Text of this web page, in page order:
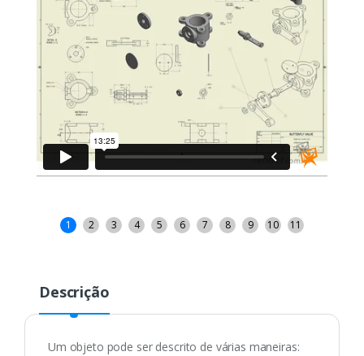
1 2 3 4 5 6 7 8 9 10 11
Descrição
Um objeto pode ser descrito de várias maneiras: